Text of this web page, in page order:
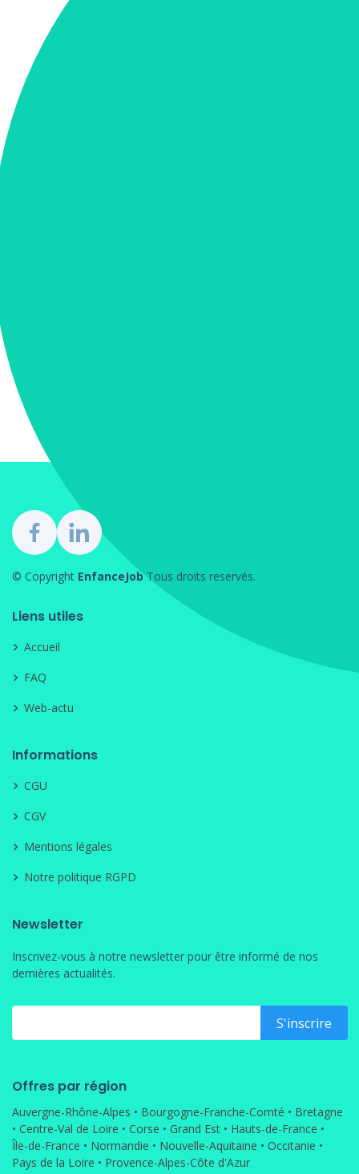
© Copyright EnfanceJob Tous droits reservés.
Liens utiles
Accueil
FAQ
Web-actu
Informations
CGU
CGV
Mentions légales
Notre politique RGPD
Newsletter
Inscrivez-vous à notre newsletter pour être informé de nos
dernières actualités.
Offres par région
Auvergne-Rhône-Alpes • Bourgogne-Franche-Comté • Bretagne
• Centre-Val de Loire • Corse • Grand Est • Hauts-de-France •
Île-de-France • Normandie • Nouvelle-Aquitaine • Occitanie •
Pays de la Loire • Provence-Alpes-Côte d'Azur